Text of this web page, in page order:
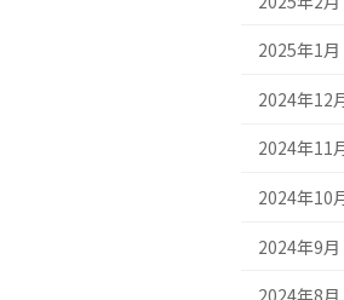
2025年1月
2024年12
2024年11
2024年10
2024年9月